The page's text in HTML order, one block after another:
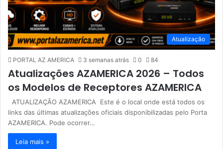
Atualização
PORTAL AZ AMERICA 3 semanas atrás 0 84
Atualizações AZAMERICA 2026 – Todos
os Modelos de Receptores AZAMERICA
ATUALIZAÇÃO AZAMERICA Este é o local onde está todos os
links das últimas atualizações oficiais disponibilizadas pelo Porta
AZAMERICA. Pode ocorrer…
Leia mais »